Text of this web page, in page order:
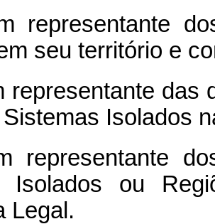
representante
seu território e
representante das
Isolados
representante
Isolados ou
Legal.